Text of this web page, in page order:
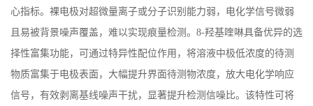
心指标。裸电极对超微量离子或分子识别能力弱，电化学信号微弱
且易被背景噪声覆盖，难以实现痕量检测。 8-羟基喹啉具备优异的选
择性富集功能，可通过特异性配位作用，将溶液中极低浓度的待测
物质富集于电极表面，大幅提升界面待测物浓度，放大电化学响应
信号，有效剥离基线噪声干扰，显著提升检测信噪比。该特性可将